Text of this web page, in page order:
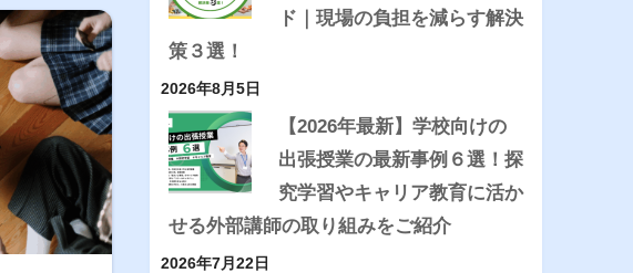
ド｜現場の負担を減らす解決
策３選！
2026年8月5日
【2026年最新】学校向けの
出張授業の最新事例６選！探
究学習やキャリア教育に活か
せる外部講師の取り組みをご紹介
2026年7月22日